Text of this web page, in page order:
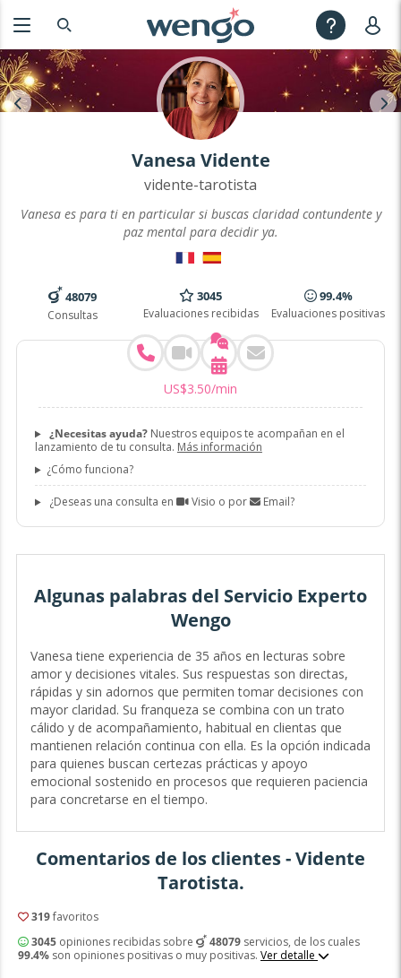
Vanesa Vidente
vidente-tarotista
Vanesa es para ti en particular si buscas claridad contundente y
paz mental para decidir ya.
48079
Consultas
3045
Evaluaciones recibidas
99.4%
Evaluaciones positivas
US$3.50/min
¿Necesitas ayuda?Nuestros equipos te acompañan en el
lanzamiento de tu consulta. Más información
¿Cómo funciona?
¿Deseas una consulta en Visio o por Email?
Algunas palabras del Servicio Experto
Wengo
Vanesa tiene experiencia de 35 años en lecturas sobre
amor y decisiones vitales. Sus respuestas son directas,
rápidas y sin adornos que permiten tomar decisiones con
mayor claridad. Su franqueza se combina con un trato
cálido y de acompañamiento, habitual en clientas que
mantienen relación continua con ella. Es la opción indicada
para quienes buscan certezas prácticas y apoyo
emocional sostenido en procesos que requieren paciencia
para concretarse en el tiempo.
Comentarios de los clientes - Vidente
Tarotista.
319favoritos
3045opiniones recibidas sobre 48079servicios, de los cuales
99.4%son opiniones positivas o muy positivas. Ver detalle